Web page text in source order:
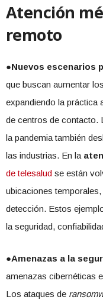
Atención
remoto
●Nuevos escenarios
que buscan aumentar
expandiendo la práctica
de centros de contacto.
la pandemia también
las industrias. En la
de telesalud se están
ubicaciones
detección. Estos
la seguridad,
●Amenazas a la
amenazas cibernéticas
Los ataques de